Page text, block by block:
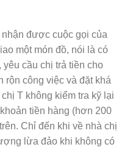
được cuộc gọi của
một món đồ, nói là có
cầu chị trả tiền cho
rộn công việc và đặt khá
T không kiểm tra kỹ lại
tiền hàng (hơn 200
Chỉ đến khi về nhà chị
lừa đảo khi không có